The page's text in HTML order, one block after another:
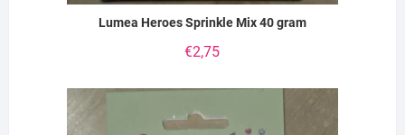
Lumea Heroes Sprinkle Mix 40 gram
€2,75